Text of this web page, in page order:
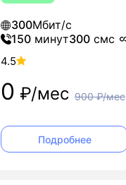
300Мбит/с
150 минут300 смс
4.5
0 ₽/мес 900₽/мес
Подробнее